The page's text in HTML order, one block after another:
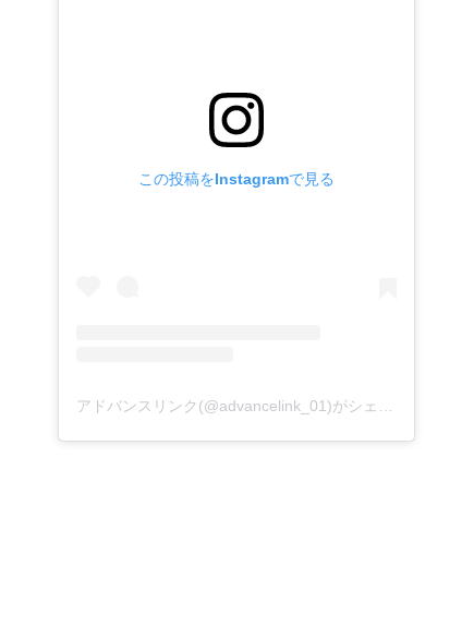
この投稿をInstagramで見る